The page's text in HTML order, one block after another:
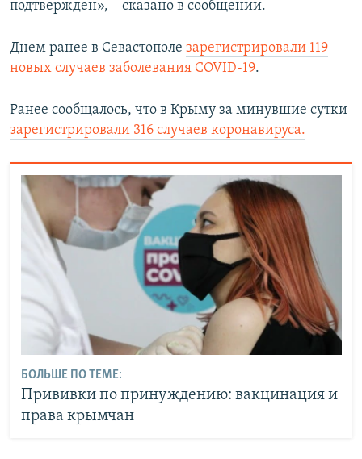
подтвержден», – сказано в сообщении.
Днем ранее в Севастополе зарегистрировали 119
новых случаев заболевания COVID-19.
Ранее сообщалось, что в Крыму за минувшие сутки
зарегистрировали 316 случаев коронавируса.
БОЛЬШЕ ПО ТЕМЕ:
Прививки по принуждению: вакцинация и
права крымчан